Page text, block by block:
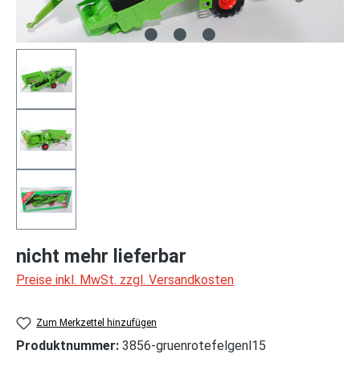
nicht mehr lieferbar
Preise inkl. MwSt. zzgl. Versandkosten
Zum Merkzettel hinzufügen
Produktnummer: 3856-gruenrotefelgenl15